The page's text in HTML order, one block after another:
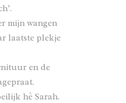
mijn wangen
laatste plekje
en de
hè Sarah.